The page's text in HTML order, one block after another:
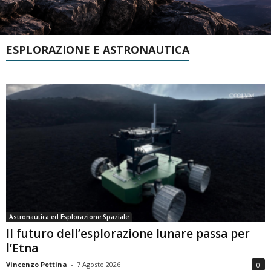
ESPLORAZIONE E ASTRONAUTICA
Astronautica ed Esplorazione Spaziale
Il futuro dell’esplorazione lunare passa per
l’Etna
Vincenzo Pettina - 7 Agosto 2026 0